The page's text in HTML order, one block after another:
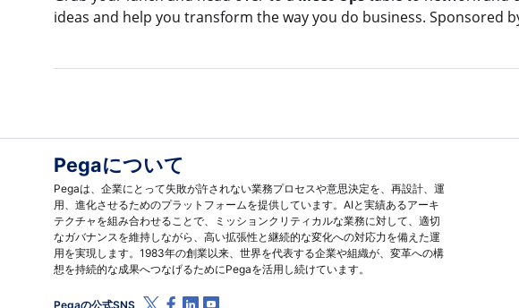
ideas and help you transform the way you do business. Sponsored
Pegaについて
Pegaは、企業にとって失敗が許されない業務プロセスや意思決定を、再設計、運
用、進化させるためのプラットフォームを提供しています。AIと実績あるアーキ
テクチャを組み合わせることで、ミッションクリティカルな業務に対して、適切
なガバナンスを維持しながら、高い拡張性と継続的な変化への対応力を備えた運
用を実現します。1983年の創業以来、世界を代表する企業や組織が、変革への構
想を持続的な成果へつなげるためにPegaを活用し続けています。
Pegaの公式SNS X (Twitter)
Facebook
Linkedin
Youtube